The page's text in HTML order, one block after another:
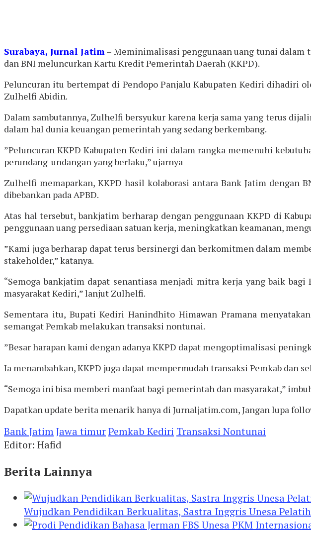
Surabaya, Jurnal Jatim – Meminimalisasi penggunaan uang tunai dalam
dan BNI meluncurkan Kartu Kredit Pemerintah Daerah (KKPD).
Peluncuran itu bertempat di Pendopo Panjalu Kabupaten Kediri dihadiri
Zulhelfi Abidin.
Dalam sambutannya, Zulhelfi bersyukur karena kerja sama yang terus
dalam hal dunia keuangan pemerintah yang sedang berkembang.
”Peluncuran KKPD Kabupaten Kediri ini dalam rangka memenuhi
perundang-undangan yang berlaku,” ujarnya
Zulhelfi memaparkan, KKPD hasil kolaborasi antara Bank Jatim dengan
dibebankan pada APBD.
Atas hal tersebut, bankjatim berharap dengan penggunaan KKPD di
penggunaan uang persediaan satuan kerja, meningkatkan keamanan,
”Kami juga berharap dapat terus bersinergi dan berkomitmen dalam
stakeholder,” katanya.
“Semoga bankjatim dapat senantiasa menjadi mitra kerja yang baik
masyarakat Kediri,” lanjut Zulhelfi.
Sementara itu, Bupati Kediri Hanindhito Himawan Pramana
semangat Pemkab melakukan transaksi nontunai.
”Besar harapan kami dengan adanya KKPD dapat mengoptimalisasi
Ia menambahkan, KKPD juga dapat mempermudah transaksi Pemkab dan
“Semoga ini bisa memberi manfaat bagi pemerintah dan masyarakat,”
Dapatkan update berita menarik hanya di Jurnaljatim.com, Jangan lupa
Bank JatimJawa timurPemkab Kediri Transaksi Nontunai
Editor: Hafid
Berita Lainnya
Wujudkan Pendidikan Berkualitas, Sastra Inggris Unesa